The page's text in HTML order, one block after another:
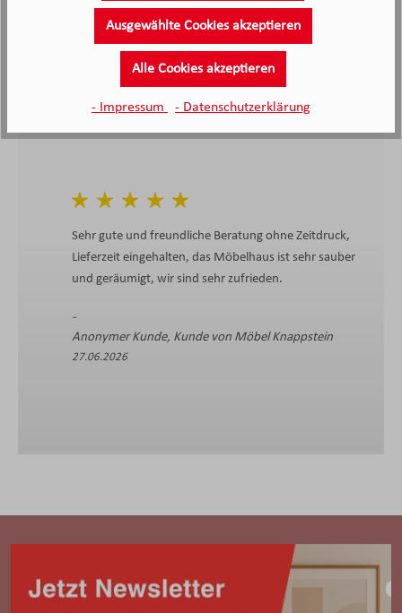
2138 Bewertungen
4.4/5.0 4.4
Durchschnittliche Bewertung
Sehr gute und freundliche Beratung ohne Zeitdruck,
Lieferzeit eingehalten, das Möbelhaus ist sehr sauber
und geräumigt, wir sind sehr zufrieden.
Anonymer Kunde, Kunde von Möbel Knappstein
27.06.2026
Ausgewählte Cookies akzeptieren
Alle Cookies akzeptieren
- Impressum - Datenschutzerklärung